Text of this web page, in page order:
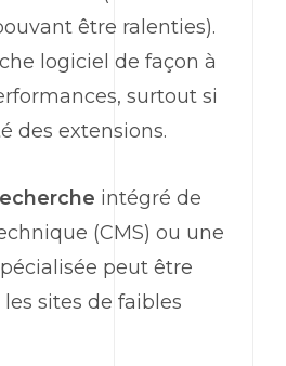
être ralenties).
logiciel de façon à
surtout si
des extensions.
intégré de
(CMS) ou une
peut être
sites de faibles